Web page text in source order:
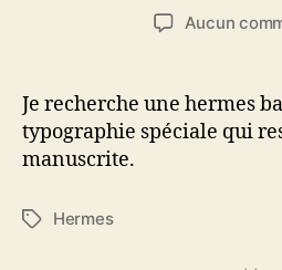
Aucun
Je recherche une hermes
typographie spéciale qui
manuscrite.
Étiquettes
Hermes